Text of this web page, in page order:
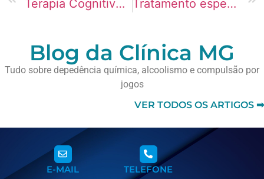
Terapia Cognitivo-Comportamental para vício em Codeína Tratamento especializado para homens com vício em Fentanil
Blog da Clínica MG
Tudo sobre depedência química, alcoolismo e compulsão por
jogos
VER TODOS OS ARTIGOS ➡
E-MAIL TELEFONE